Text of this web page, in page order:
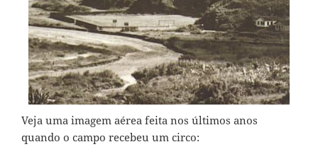
Veja uma imagem aérea feita nos últimos anos
quando o campo recebeu um circo: